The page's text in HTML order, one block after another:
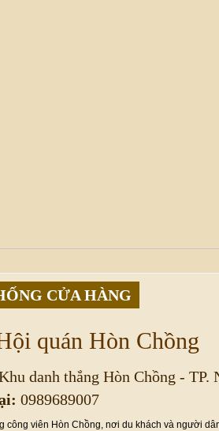
CỬA HÀNG
quán Hòn Chồng
danh thắng Hòn Chồng - TP.
0989689007
công viên Hòn Chồng, nơi du khách và người